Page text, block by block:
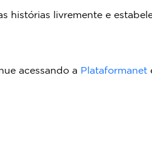
histórias livremente e
acessando a Plataformanet